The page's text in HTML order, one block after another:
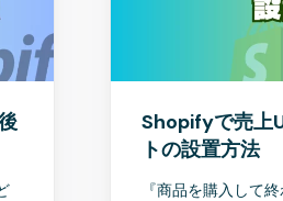
Shopifyで売上
トの設置方法
『商品を購入して